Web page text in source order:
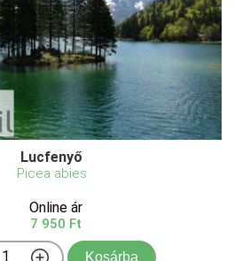
Lucfenyő
Picea abies
Online ár
7 950 Ft
Kosárba